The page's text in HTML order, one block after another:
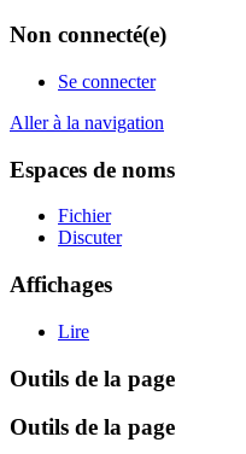
Non connecté(e)
Se connecter
Aller à la navigation
Espaces de noms
Fichier
Discuter
Affichages
Lire
Outils de la page
Outils de la page